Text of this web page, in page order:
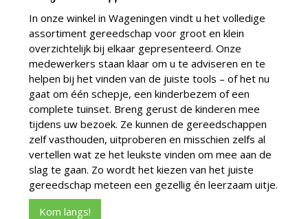
In onze winkel in Wageningen vindt u het volledige
assortiment gereedschap voor groot en klein
overzichtelijk bij elkaar gepresenteerd. Onze
medewerkers staan klaar om u te adviseren en te
helpen bij het vinden van de juiste tools – of het nu
gaat om één schepje, een kinderbezem of een
complete tuinset. Breng gerust de kinderen mee
tijdens uw bezoek. Ze kunnen de gereedschappen
zelf vasthouden, uitproberen en misschien zelfs al
vertellen wat ze het leukste vinden om mee aan de
slag te gaan. Zo wordt het kiezen van het juiste
gereedschap meteen een gezellig én leerzaam uitje.
Kom langs!